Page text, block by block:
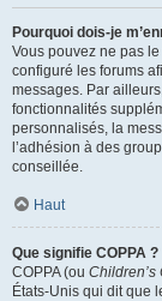
Pourquoi dois-je
Vous pouvez ne pas
configuré les forums
messages. Par
fonctionnalités
personnalisés, la
l’adhésion à des
conseillée.
Haut
Que signifie COPPA ?
COPPA (ou Children’s
États-Unis qui dit que